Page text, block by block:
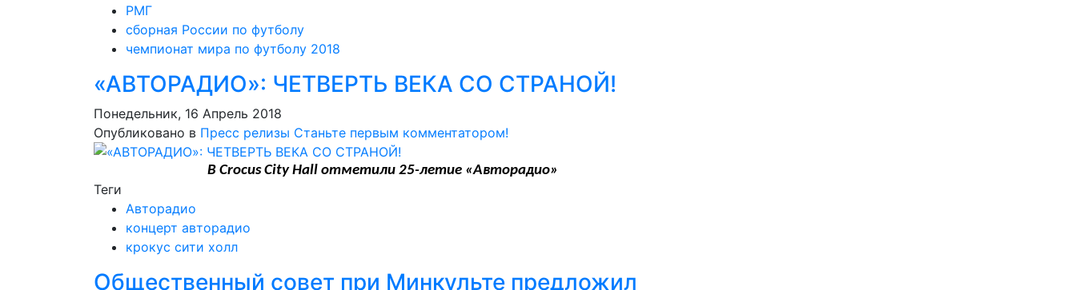
РМГ
сборная России по футболу
чемпионат мира по футболу 2018
«АВТОРАДИО»: ЧЕТВЕРТЬ ВЕКА СО СТРАНОЙ!
Понедельник, 16 Апрель 2018
Опубликовано в Пресс релизы Станьте первым комментатором!
В Crocus City Hall отметили 25-летие «Авторадио»
Теги
Авторадио
концерт авторадио
крокус сити холл
Общественный совет при Минкульте предложил